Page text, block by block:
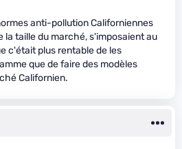
anti-pollution Californiennes
la taille du marché, s'imposaient au
c'était plus rentable de les
que de faire des modèles
Californien.